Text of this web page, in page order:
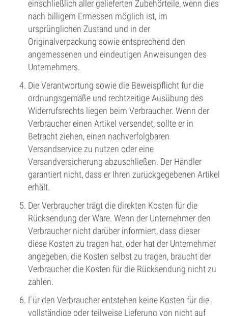
einschließlich aller gelieferten Zubehörteile, wenn dies
nach billigem Ermessen möglich ist, im
ursprünglichen Zustand und in der
Originalverpackung sowie entsprechend den
angemessenen und eindeutigen Anweisungen des
Unternehmers.
Die Verantwortung sowie die Beweispflicht für die
ordnungsgemäße und rechtzeitige Ausübung des
Widerrufsrechts liegen beim Verbraucher. Wenn der
Verbraucher einen Artikel versendet, sollte er in
Betracht ziehen, einen nachverfolgbaren
Versandservice zu nutzen oder eine
Versandversicherung abzuschließen. Der Händler
garantiert nicht, dass er Ihren zurückgegebenen Artikel
erhält.
Der Verbraucher trägt die direkten Kosten für die
Rücksendung der Ware. Wenn der Unternehmer den
Verbraucher nicht darüber informiert, dass dieser
diese Kosten zu tragen hat, oder hat der Unternehmer
angegeben, die Kosten selbst zu tragen, braucht der
Verbraucher die Kosten für die Rücksendung nicht zu
zahlen.
Für den Verbraucher entstehen keine Kosten für die
vollständige oder teilweise Lieferung von nicht auf